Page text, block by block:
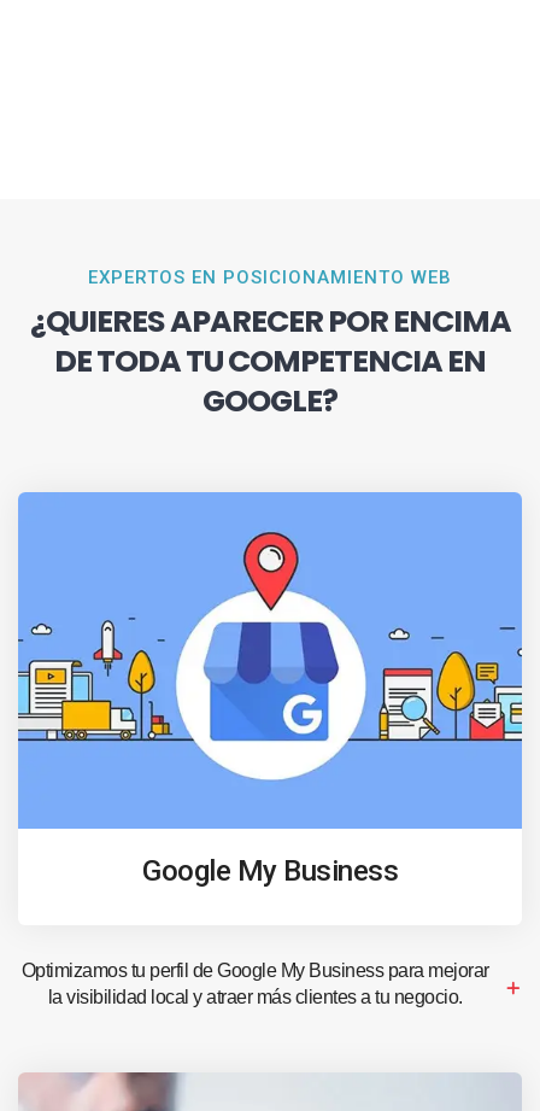
EXPERTOS EN POSICIONAMIENTO WEB
¿QUIERES APARECER POR ENCIMA
DE TODA TU COMPETENCIA EN
GOOGLE?
Google My Business
Optimizamos tu perfil de Google My Business para mejorar
la visibilidad local y atraer más clientes a tu negocio.